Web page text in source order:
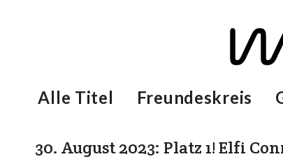
Alle Titel Freundeskreis
30. August 2023: Platz 1! Elfi